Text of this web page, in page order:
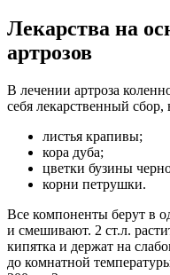
Лекарства на
артрозов
В лечении артроза
себя лекарственный сбор,
листья крапивы;
кора дуба;
цветки бузины
корни петрушки.
Все компоненты берут в
и смешивают. 2 ст.л.
кипятка и держат на
до комнатной